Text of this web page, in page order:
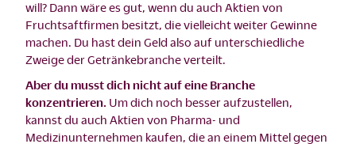
will? Dann wäre es gut, wenn du auch Aktien von
Fruchtsaftfirmen besitzt, die vielleicht weiter Gewinne
machen. Du hast dein Geld also auf unterschiedliche
Zweige der Getränkebranche verteilt.
Aber du musst dich nicht auf eine Branche
konzentrieren. Um dich noch besser aufzustellen,
kannst du auch Aktien von Pharma- und
Medizinunternehmen kaufen, die an einem Mittel gegen